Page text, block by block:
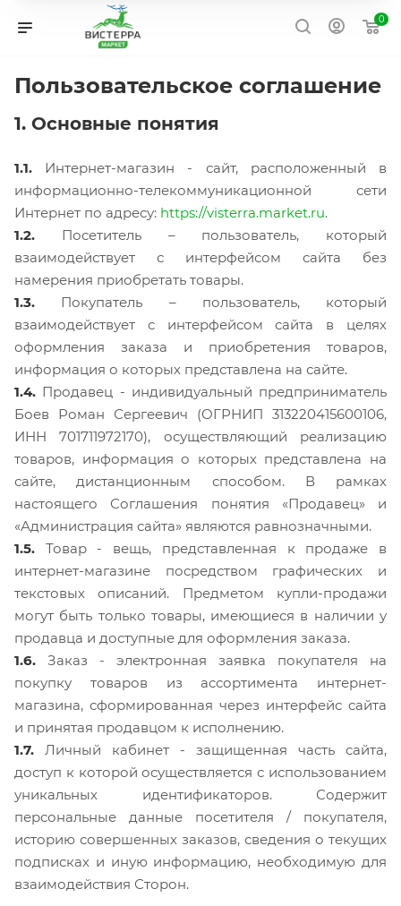
0
Пользовательское соглашение
1. Основные понятия
1.1. Интернет-магазин - сайт, расположенный в
информационно-телекоммуникационной сети
Интернет по адресу: https://visterra.market.ru.
1.2. Посетитель – пользователь, который
взаимодействует с интерфейсом сайта без
намерения приобретать товары.
1.3. Покупатель – пользователь, который
взаимодействует с интерфейсом сайта в целях
оформления заказа и приобретения товаров,
информация о которых представлена на сайте.
1.4. Продавец - индивидуальный предприниматель
Боев Роман Сергеевич (ОГРНИП 313220415600106,
ИНН 701711972170), осуществляющий реализацию
товаров, информация о которых представлена на
сайте, дистанционным способом. В рамках
настоящего Соглашения понятия «Продавец» и
«Администрация сайта» являются равнозначными.
1.5. Товар - вещь, представленная к продаже в
интернет-магазине посредством графических и
текстовых описаний. Предметом купли-продажи
могут быть только товары, имеющиеся в наличии у
продавца и доступные для оформления заказа.
1.6. Заказ - электронная заявка покупателя на
покупку товаров из ассортимента интернет-
магазина, сформированная через интерфейс сайта
и принятая продавцом к исполнению.
1.7. Личный кабинет - защищенная часть сайта,
доступ к которой осуществляется с использованием
уникальных идентификаторов. Содержит
персональные данные посетителя / покупателя,
историю совершенных заказов, сведения о текущих
подписках и иную информацию, необходимую для
взаимодействия Сторон.